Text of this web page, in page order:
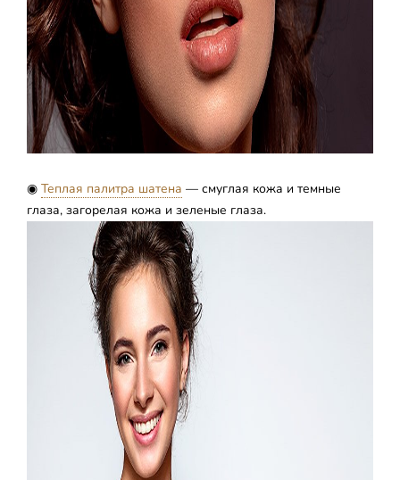
◉ Теплая палитра шатена — смуглая кожа и темные
глаза, загорелая кожа и зеленые глаза.